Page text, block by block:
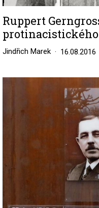
Ruppert
Jindřich Marek 16.08.2016